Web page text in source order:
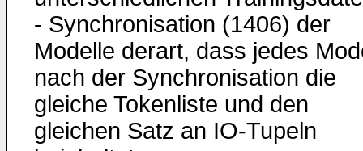
- Synchronisation (1406) der
Modelle derart, dass jedes
nach der Synchronisation die
gleiche Tokenliste und den
gleichen Satz an IO-Tupeln